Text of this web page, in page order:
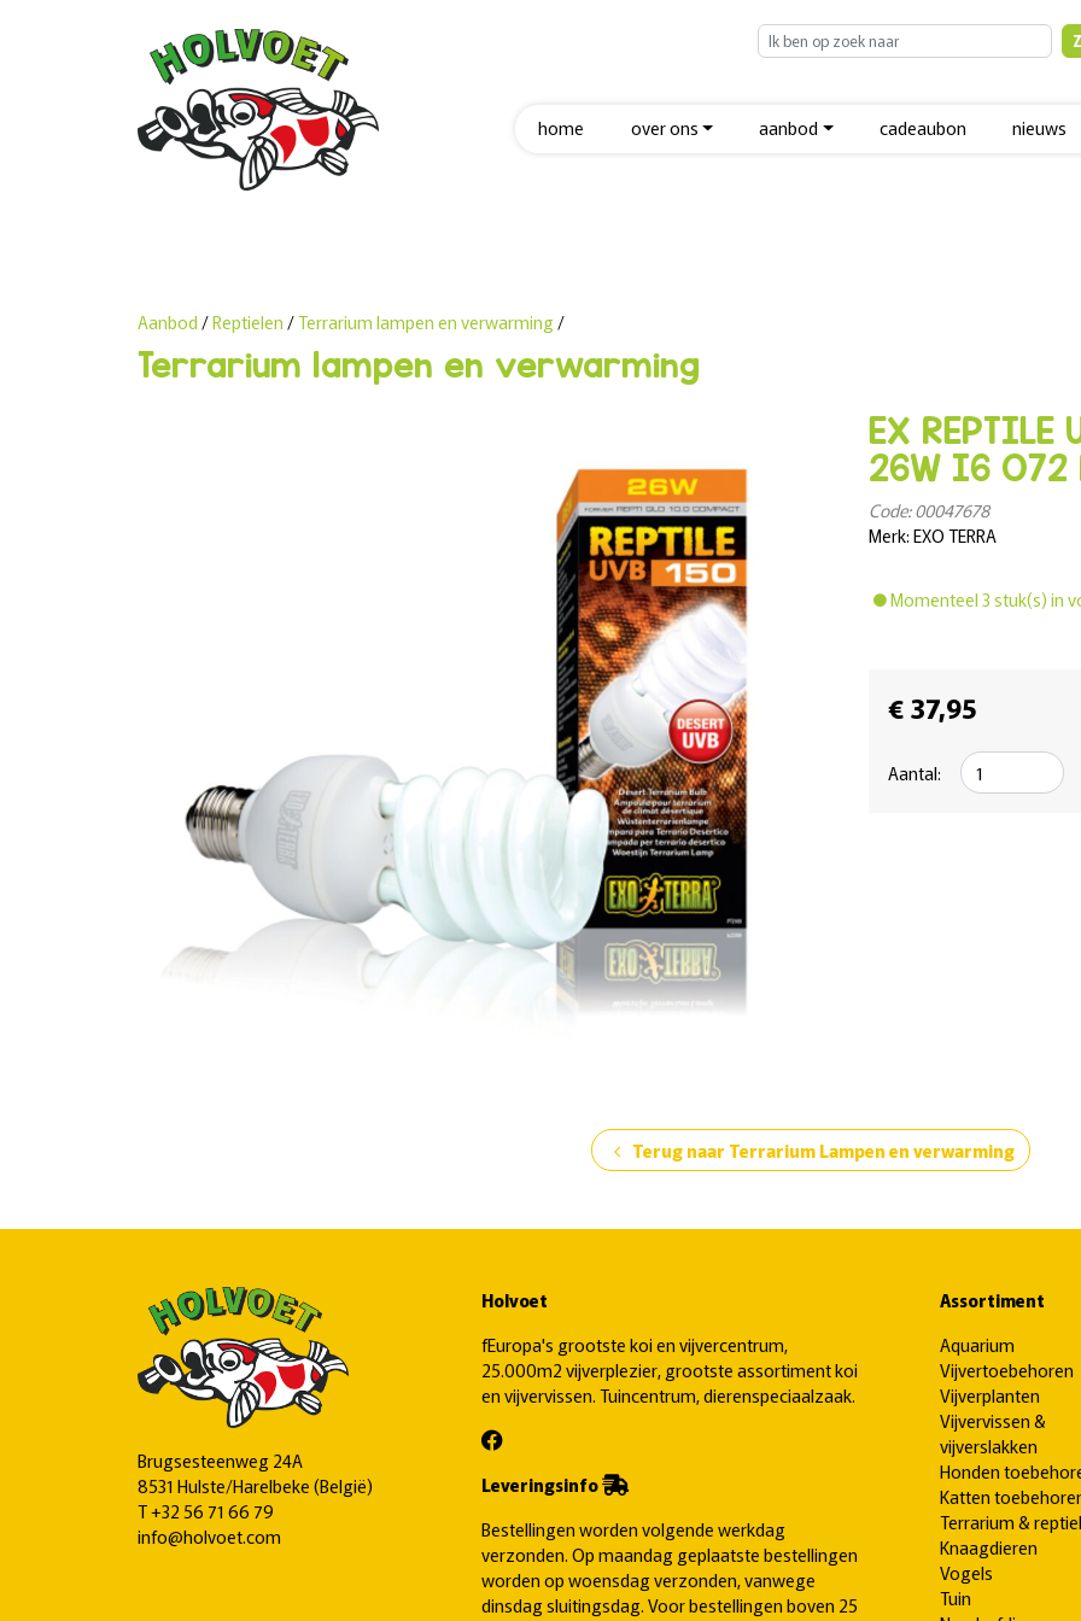
home over ons aanbod cadeaubon nieuws
Terrarium lampen en verwarming
Aanbod /Reptielen /Terrarium lampen en verwarming /
EX REPTILE
26W I6 O72
Code: 00047678
Merk: EXO TERRA
Momenteel 3 stuk(s) in
€ 37,95
Aantal:
chevron_left Terug naar Terrarium Lampen en verwarming
Brugsesteenweg 24A
8531 Hulste/Harelbeke (België)
T+32 56 71 66 79
info@holvoet.com
Holvoet
fEuropa's grootste koi en vijvercentrum,
25.000m2 vijverplezier, grootste assortiment koi
en vijvervissen. Tuincentrum, dierenspeciaalzaak.
Leveringsinfo
Bestellingen worden volgende werkdag
verzonden. Op maandag geplaatste bestellingen
worden op woensdag verzonden, vanwege
dinsdag sluitingsdag. Voor bestellingen boven 25
Assortiment
Aquarium
Vijvertoebehoren
Vijverplanten
Vijvervissen &
vijverslakken
Honden
Katten
Terrarium &
Knaagdieren
Vogels
Tuin